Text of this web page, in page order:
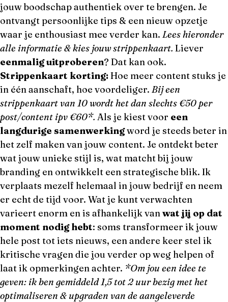
jouw boodschap authentiek over te brengen. Je
ontvangt persoonlijke tips & een nieuw opzetje
waar je enthousiast mee verder kan. Lees hieronder
alle informatie & kies jouw strippenkaart. Liever
eenmalig uitproberen? Dat kan ook.
Strippenkaart korting: Hoe meer content stuks je
in één aanschaft, hoe voordeliger. Bij een
strippenkaart van 10 wordt het dan slechts €50 per
post/content ipv €60*. Als je kiest voor een
langdurige samenwerkingword je steeds beter in
het zelf maken van jouw content. Je ontdekt beter
wat jouw unieke stijl is, wat matcht bij jouw
branding en ontwikkelt een strategische blik. Ik
verplaats mezelf helemaal in jouw bedrijf en neem
er echt de tijd voor. Wat je kunt verwachten
varieert enorm en is afhankelijk vanwat jij op dat
moment nodig hebt: soms transformeer ik jouw
hele post tot iets nieuws, een andere keer stel ik
kritische vragen die jou verder op weg helpen of
laat ik opmerkingen achter. *Om jou een idee te
geven: ik ben gemiddeld 1,5 tot 2 uur bezig met het
optimaliseren & upgraden van de aangeleverde